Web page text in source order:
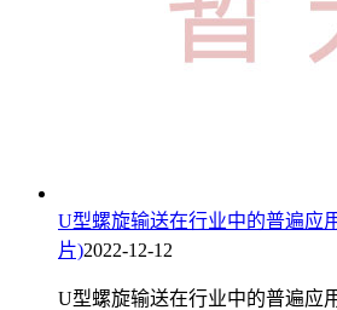
U型螺旋输送在行业中的普遍应
片)2022-12-12
U型螺旋输送在行业中的普遍应